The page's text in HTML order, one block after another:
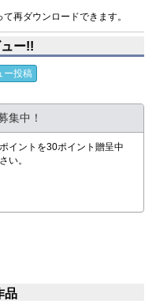
再ダウンロードできます。
ー!!
ー投稿
集中！
イントを30ポイント贈呈中
い。
品